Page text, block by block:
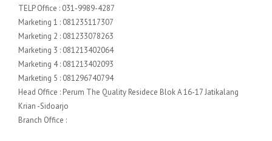
TELP Office : 031-9989-4287
Marketing 1 : 081235117307
Marketing 2 : 081233078263
Marketing 3 : 081213402064
Marketing 4 : 081213402093
Marketing 5 : 081296740794
Head Office : Perum The Quality Residece Blok A 16-17 Jatikalang
Krian -Sidoarjo
Branch Office :